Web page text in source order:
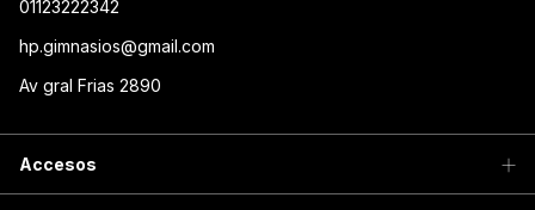
01123222342
hp.gimnasios@gmail.com
Av gral Frias 2890
Accesos